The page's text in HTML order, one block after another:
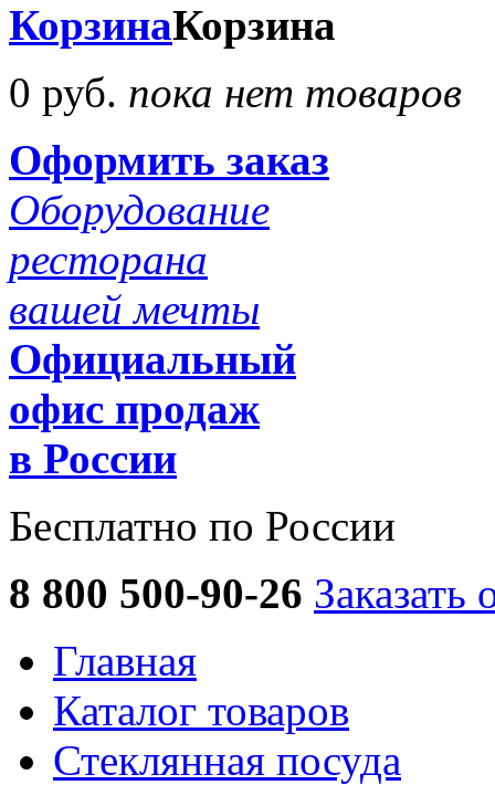
КорзинаКорзина
0 руб. пока нет товаров
Оформить заказ
Оборудование
ресторана
вашей мечты
Официальный
офис продаж
в России
Бесплатно по России
8 800 500-90-26 Заказать
Главная
Каталог товаров
Стеклянная посуда